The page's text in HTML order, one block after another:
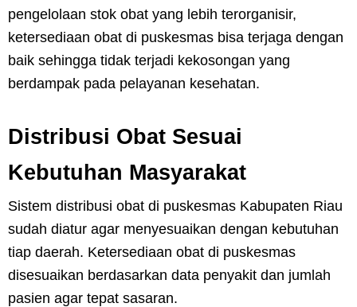
pengelolaan stok obat yang lebih terorganisir,
ketersediaan obat di puskesmas bisa terjaga dengan
baik sehingga tidak terjadi kekosongan yang
berdampak pada pelayanan kesehatan.
Distribusi Obat Sesuai
Kebutuhan Masyarakat
Sistem distribusi obat di puskesmas Kabupaten Riau
sudah diatur agar menyesuaikan dengan kebutuhan
tiap daerah. Ketersediaan obat di puskesmas
disesuaikan berdasarkan data penyakit dan jumlah
pasien agar tepat sasaran.